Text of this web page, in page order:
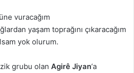
vuracağım
yaşam toprağını çıkaracağım
yok olurum.
grubu olan Agirê Jiyan‘a